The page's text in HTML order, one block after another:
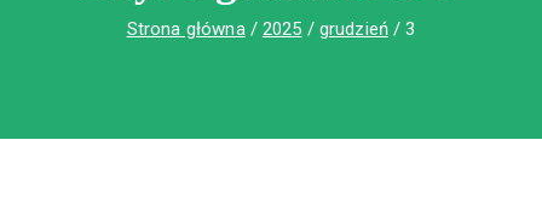
Strona główna 2025 grudzień 3